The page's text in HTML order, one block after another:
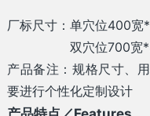
厂标尺寸：单穴位400宽
双穴位700宽*300
产品备注：规格尺寸、
要进行个性化定制设计